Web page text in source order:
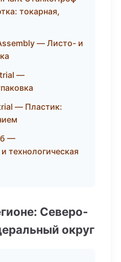
токарная,
— Листо- и
—
— Пластик:
—
технологическая
Северо-
округ